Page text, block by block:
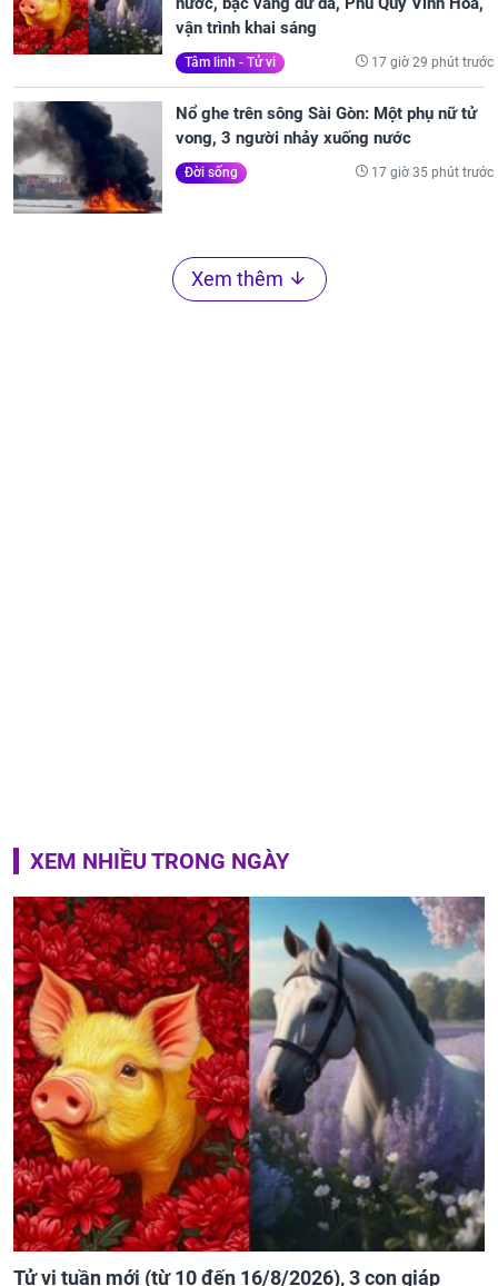
vận trình khai sáng
Tâm linh - Tử vi 17 giờ 29 phút trước
Nổ ghe trên sông Sài Gòn: Một phụ nữ tử
vong, 3 người nhảy xuống nước
Đời sống 17 giờ 35 phút trước
Xem thêm
XEM NHIỀU TRONG NGÀY
Tử vi tuần mới (từ 10 đến 16/8/2026), 3 con giáp